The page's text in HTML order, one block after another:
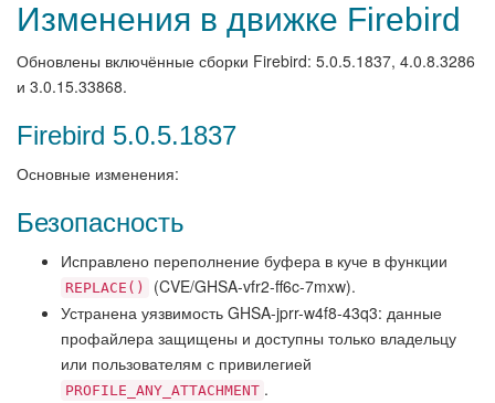
Изменения в движке Firebird
Обновлены включённые сборки Firebird: 5.0.5.1837, 4.0.8.3286
и 3.0.15.33868.
Firebird 5.0.5.1837
Основные изменения:
Безопасность
Исправлено переполнение буфера в куче в функции
REPLACE()
(CVE/GHSA-vfr2-ff6c-7mxw).
Устранена уязвимость GHSA-jprr-w4f8-43q3: данные
профайлера защищены и доступны только владельцу
или пользователям с привилегией
PROFILE_ANY_ATTACHMENT .